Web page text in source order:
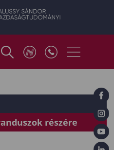
részére